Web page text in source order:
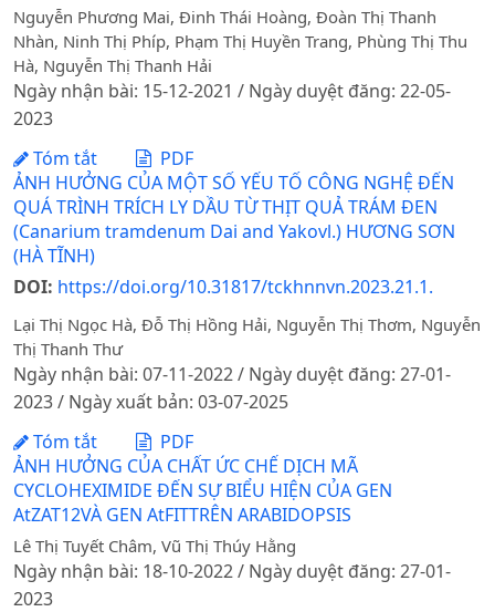
Nguyễn Phương Mai, Đinh Thái Hoàng, Đoàn Thị Thanh
Nhàn, Ninh Thị Phíp, Phạm Thị Huyền Trang, Phùng Thị Thu
Hà, Nguyễn Thị Thanh Hải
Ngày nhận bài: 15-12-2021 / Ngày duyệt đăng: 22-05-
2023
Tóm tắt
PDF
ẢNH HƯỞNG CỦA MỘT SỐ YẾU TỐ CÔNG NGHỆ ĐẾN
QUÁ TRÌNH TRÍCH LY DẦU TỪ THỊT QUẢ TRÁM ĐEN
(Canarium tramdenum Dai and Yakovl.) HƯƠNG SƠN
(HÀ TĨNH)
DOI: https://doi.org/10.31817/tckhnnvn.2023.21.1.
Lại Thị Ngọc Hà, Đỗ Thị Hồng Hải, Nguyễn Thị Thơm, Nguyễn
Thị Thanh Thư
Ngày nhận bài: 07-11-2022 / Ngày duyệt đăng: 27-01-
2023 / Ngày xuất bản: 03-07-2025
Tóm tắt
PDF
ẢNH HƯỞNG CỦA CHẤT ỨC CHẾ DỊCH MÃ
CYCLOHEXIMIDE ĐẾN SỰ BIỂU HIỆN CỦA GEN
AtZAT12VÀ GEN AtFITTRÊN ARABIDOPSIS
Lê Thị Tuyết Châm, Vũ Thị Thúy Hằng
Ngày nhận bài: 18-10-2022 / Ngày duyệt đăng: 27-01-
2023